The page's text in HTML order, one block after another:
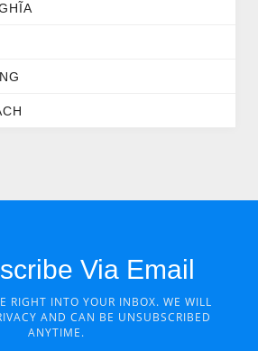
TRONG ĐỜI
Via Email
RIGHT INTO YOUR INBOX. WE WILL
AND CAN BE UNSUBSCRIBED
ANYTIME.